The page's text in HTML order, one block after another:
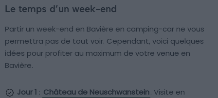
Le temps d’un week-end
Partir un week-end en Bavière en camping-car ne vous
permettra pas de tout voir. Cependant, voici quelques
idées pour profiter au maximum de votre venue en
Bavière.
Jour 1 : Château de Neuschwanstein. Visite en